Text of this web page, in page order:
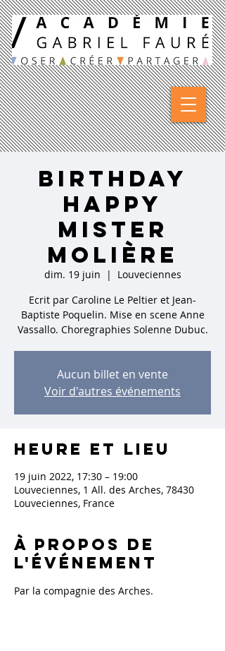
Birthday
Happy
Mister
Molière
dim. 19 juin
  |
Louveciennes
Ecrit par Caroline Le Peltier et Jean-
Baptiste Poquelin. Mise en scene Anne
Vassallo. Choregraphies Solenne Dubuc.
Aucun billet en vente
Voir d'autres événements
Heure et lieu
19 juin 2022, 17:30 – 19:00
Louveciennes, 1 All. des Arches, 78430
Louveciennes, France
À propos de
l'événement
Par la compagnie des Arches.